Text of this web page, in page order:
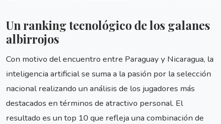
Un ranking tecnológico de los galanes
albirrojos
Con motivo del encuentro entre Paraguay y Nicaragua, la
inteligencia artificial se suma a la pasión por la selección
nacional realizando un análisis de los jugadores más
destacados en términos de atractivo personal. El
resultado es un top 10 que refleja una combinación de